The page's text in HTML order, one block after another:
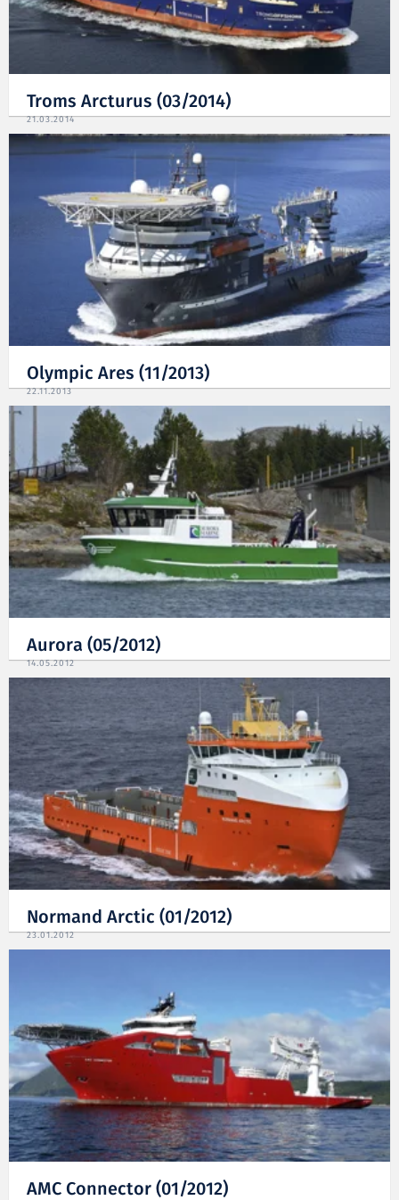
Troms Arcturus (03/2014)
21.03.2014
Olympic Ares (11/2013)
22.11.2013
Aurora (05/2012)
14.05.2012
Normand Arctic (01/2012)
23.01.2012
AMC Connector (01/2012)